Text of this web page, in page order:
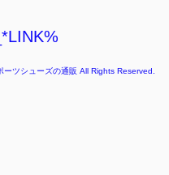
ーツシューズの通販 All Rights Reserved.